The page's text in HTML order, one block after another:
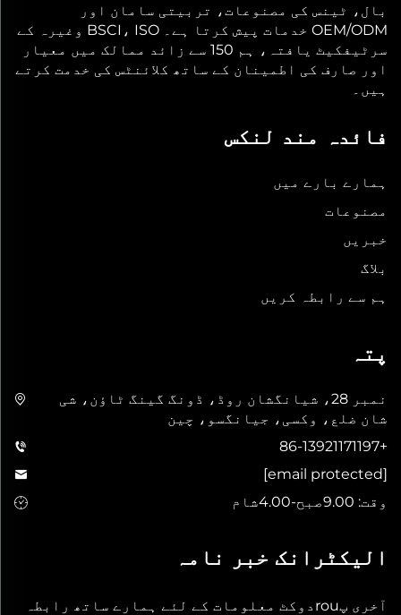
بال، ٹینس کی مصنوعات، تربیتی سامان اور
OEM/ODM خدمات پیش کرتا ہے۔ BSCI، ISO وغیرہ کے
سرٹیفکیٹ یافتہ، ہم 150 سے زائد ممالک میں معیار
اور صارف کی اطمینان کے ساتھ کلائنٹس کی خدمت کرتے
ہیں۔
فائدہ مند لنکس
ہمارے بارے میں
مصنوعات
خبریں
بلاگ
ہم سے رابطہ کریں
پتہ
نمبر 28، شیانگشان روڈ، ڈونگ گینگ ٹاؤن، شی
شان ضلع، وکسی، جیانگسو، چین
+86-13921171197
[email protected]
وقت: 9.00صبح-4.00شام
الیکٹرانک خبر نامہ
آخری پrouدوکٹ معلومات کے لئے ہمارے ساتھ رابطہ